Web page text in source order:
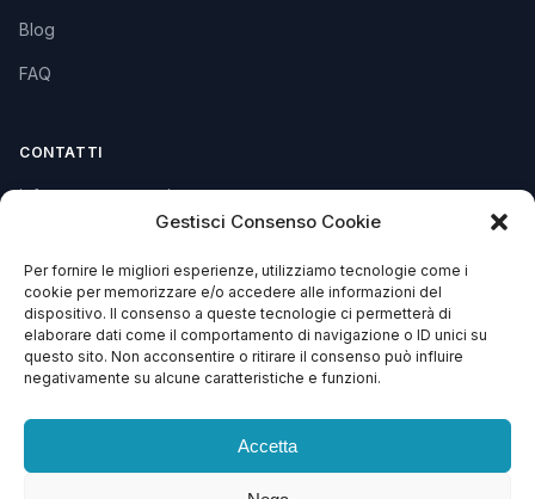
Gestisci Consenso Cookie
Per fornire le migliori esperienze, utilizziamo tecnologie come i
cookie per memorizzare e/o accedere alle informazioni del
dispositivo. Il consenso a queste tecnologie ci permetterà di
elaborare dati come il comportamento di navigazione o ID unici su
questo sito. Non acconsentire o ritirare il consenso può influire
negativamente su alcune caratteristiche e funzioni.
Accetta
Blog
FAQ
CONTATTI
info@soccorsowp.it
PEC: gtechgroup@pec.it
Privacy Policy
Cookie Policy
Termini e Condizioni